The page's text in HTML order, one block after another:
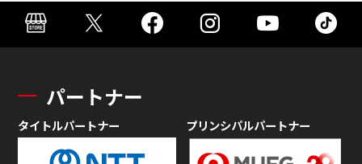
パートナー
タイトルパートナー プリンシパルパートナー